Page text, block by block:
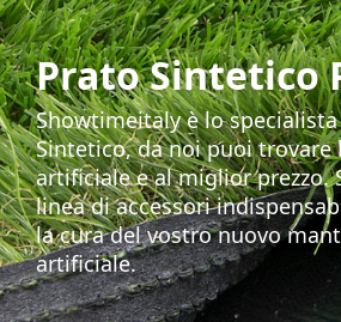
Prato Sintetico
Showtimeitaly è lo
Sintetico, da noi puoi trovare
artificiale e al miglior prezzo.
linea di accessori
la cura del vostro nuovo
artificiale.